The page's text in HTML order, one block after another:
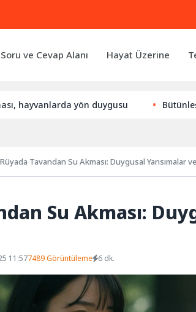
Soru ve Cevap Alanı Hayat Üzerine
yön duygusu Bütünleşik
Rüyada Tavandan Su Akması: Duygusal Yansımalar
Su Akması:
11:577489 Görüntüleme 6 dk.